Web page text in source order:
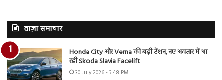
ताज़ा समाचार
Honda City और Verna की बढ़ी टेंशन, नए अवतार में आ
रही Skoda Slavia Facelift
30 July 2026 - 7:48 PM